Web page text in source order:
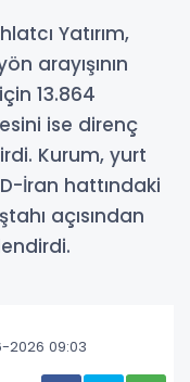
Yatırım,
arayışının
13.864
ise direnç
Kurum, yurt
İran hattındaki
açısından
2026 09:03